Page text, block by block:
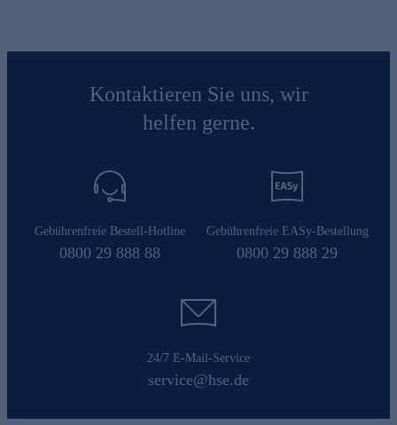
Kontaktieren Sie uns, wir
helfen gerne.
Gebührenfreie Bestell-Hotline
0800 29 888 88
Gebührenfreie EASy-Bestellung
0800 29 888 29
24/7 E-Mail-Service
service@hse.de